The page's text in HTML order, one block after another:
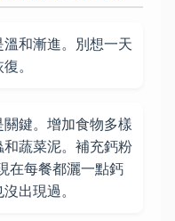
和漸進。別想一天
。
鍵。增加食物多樣
蔬菜泥。補充鈣粉
在每餐都灑一點鈣
出現過。